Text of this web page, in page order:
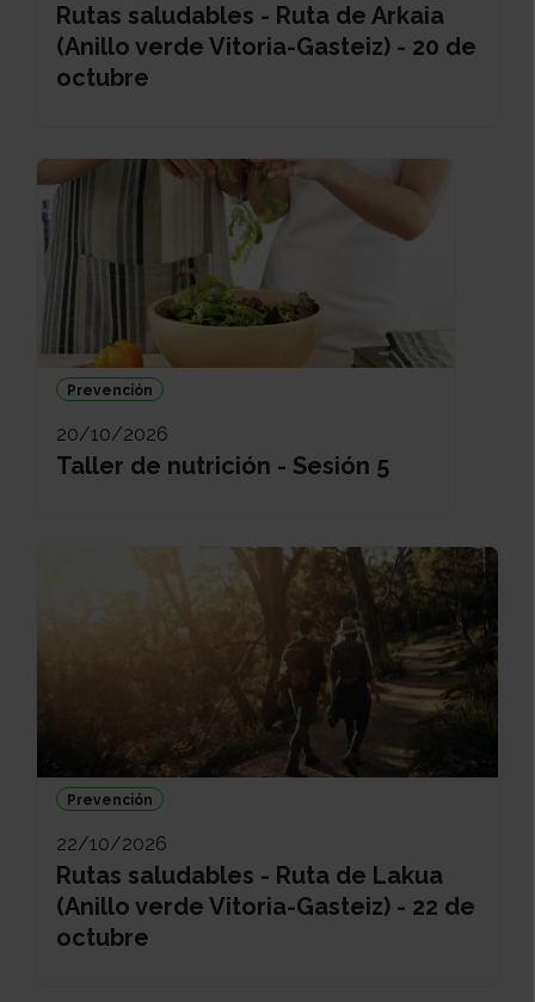
Rutas saludables - Ruta de Arkaia
(Anillo verde Vitoria-Gasteiz) - 20 de
octubre
Prevención
20/10/2026
Taller de nutrición - Sesión 5
Prevención
22/10/2026
Rutas saludables - Ruta de Lakua
(Anillo verde Vitoria-Gasteiz) - 22 de
octubre